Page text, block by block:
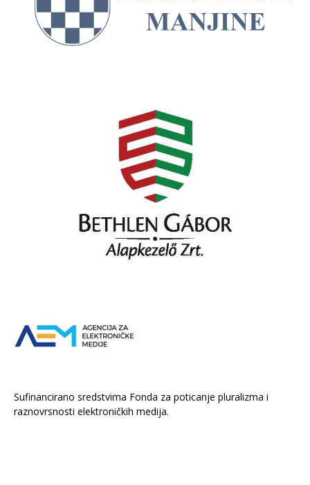
Sufinancirano sredstvima Fonda za poticanje pluralizma i
raznovrsnosti elektroničkih medija.